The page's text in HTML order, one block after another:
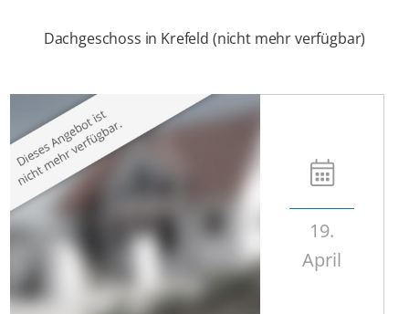
Dachgeschoss in Krefeld (nicht mehr verfügbar)
19.
April